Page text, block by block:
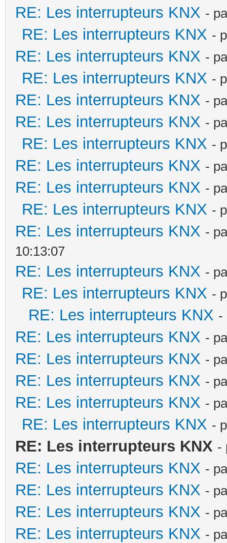
RE: Les interrupteurs KNX -
RE: Les interrupteurs KNX -
RE: Les interrupteurs KNX -
RE: Les interrupteurs KNX -
RE: Les interrupteurs KNX -
RE: Les interrupteurs KNX -
RE: Les interrupteurs KNX -
RE: Les interrupteurs KNX -
RE: Les interrupteurs KNX -
RE: Les interrupteurs KNX -
RE: Les interrupteurs KNX -
10:13:07
RE: Les interrupteurs KNX -
RE: Les interrupteurs KNX -
RE: Les interrupteurs KNX -
RE: Les interrupteurs KNX -
RE: Les interrupteurs KNX -
RE: Les interrupteurs KNX -
RE: Les interrupteurs KNX -
RE: Les interrupteurs KNX -
RE: Les interrupteurs KNX -
RE: Les interrupteurs KNX -
RE: Les interrupteurs KNX -
RE: Les interrupteurs KNX -
RE: Les interrupteurs KNX -